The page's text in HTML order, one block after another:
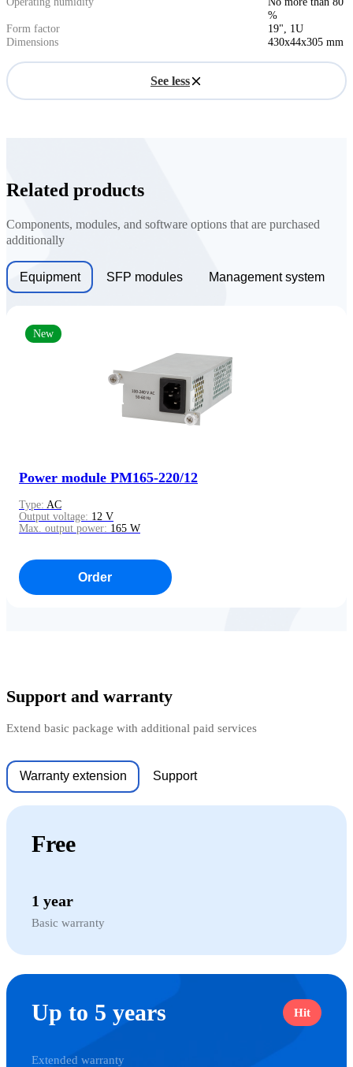
%
Form factor
19", 1U
Dimensions
430x44x305 mm
See less
Related products
Components, modules, and software options that are purchased
additionally
Equipment SFP modules Management system
Power module PM165-220/12
Type: AC
Output voltage: 12 V
Max. output power: 165 W
New
Order
Support and warranty
Extend basic package with additional paid services
Warranty extension Support
Free
1 year
Basic warranty
Up to 5 years
Extended warranty
Hit